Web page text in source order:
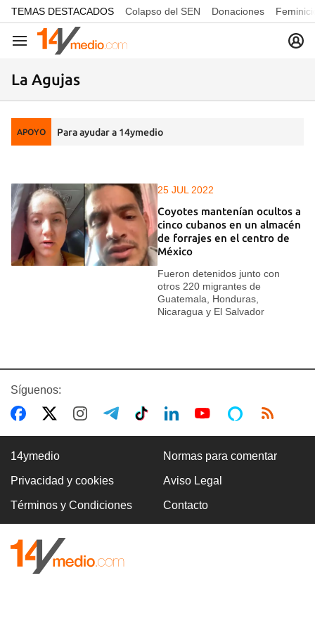
common.go-to-content
TEMAS DESTACADOS Colapso del SEN Donaciones
Navegación
La Agujas
APOYO Para ayudar a 14ymedio
25 JUL 2022
Coyotes mantenían ocultos a
cinco cubanos en un almacén
de forrajes en el centro de
México
Fueron detenidos junto con
otros 220 migrantes de
Guatemala, Honduras,
Nicaragua y El Salvador
Síguenos:
14ymedio Normas para comentar
Privacidad y cookies Aviso Legal
Términos y Condiciones Contacto